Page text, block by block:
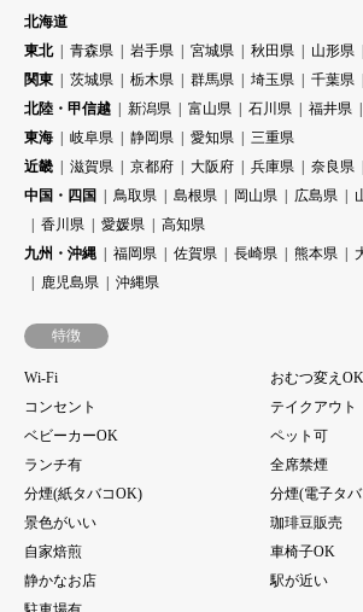
北海道
東北
青森県 岩手県 宮城県 秋田県 山形県
関東
茨城県 栃木県 群馬県 埼玉県 千葉県
北陸・甲信越
新潟県 富山県 石川県 福井県
東海
岐阜県 静岡県 愛知県
三重県
近畿
滋賀県 京都府 大阪府 兵庫県 奈良県
中国・四国
鳥取県 島根県 岡山県 広島県
香川県
愛媛県
高知県
九州・沖縄
福岡県 佐賀県 長崎県 熊本県
鹿児島県
沖縄県
特徴
Wi-Fi
おむつ変えOK
コンセント
テイクアウト
ベビーカーOK
ペット可
ランチ有
全席禁煙
分煙(紙タバコOK)
分煙(電子タ
景色がいい
珈琲豆販売
自家焙煎
車椅子OK
静かなお店
駅が近い